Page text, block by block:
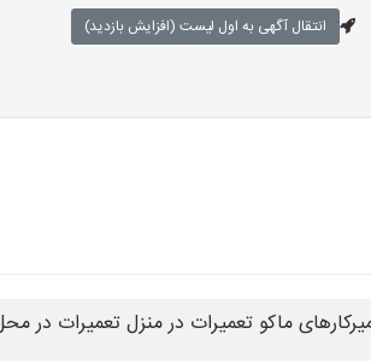
انتقال آگهی به اول لیست (افزایش بازدید)
ماکو تعمیرات در منزل تعمیرات در